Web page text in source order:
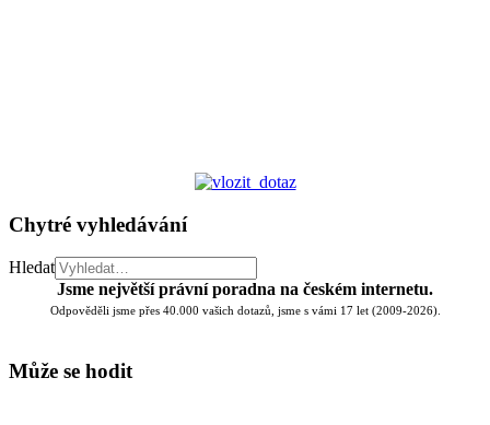
Chytré vyhledávání
Hledat
Jsme největší právní poradna na českém internetu.
Odpověděli jsme přes 40.000 vašich dotazů, jsme s vámi 17 let (2009-2026).
Může se hodit